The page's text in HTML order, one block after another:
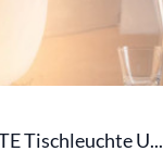
Tischleuchte U...